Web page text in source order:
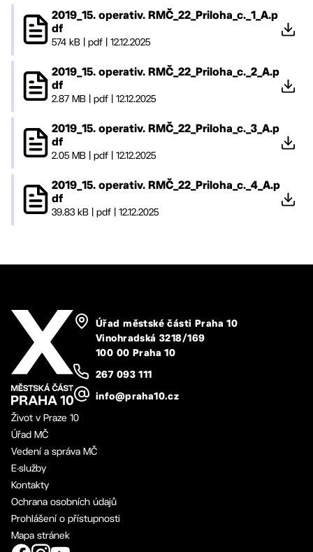
2019_15. operativ. RMČ_22_Priloha_c._1_A.p
df
574 kB |pdf |12.12.2025
2019_15. operativ. RMČ_22_Priloha_c._2_A.p
df
2.87 MB| pdf| 12.12.2025
2019_15. operativ. RMČ_22_Priloha_c._3_A.p
df
2.05 MB| pdf| 12.12.2025
2019_15. operativ. RMČ_22_Priloha_c._4_A.p
df
39.83 kB| pdf| 12.12.2025
Úřad městské části Praha 10
Vinohradská 3218/169
100 00 Praha 10
267 093 111
info@praha10.cz
Život v Praze 10
Úřad MČ
Vedení a správa MČ
E-služby
Kontakty
Ochrana osobních údajů
Prohlášení o přístupnosti
Mapa stránek